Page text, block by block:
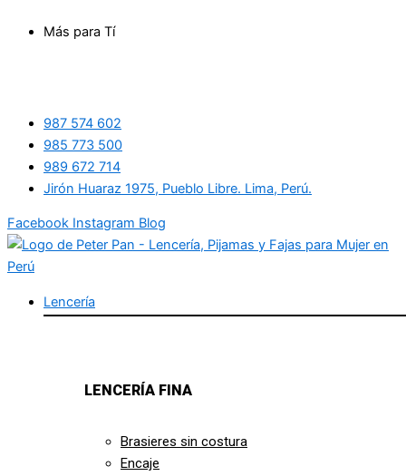
Más para Tí
987 574 602
985 773 500
989 672 714
Jirón Huaraz 1975, Pueblo Libre. Lima, Perú.
Facebook Instagram Blog
Lencería
LENCERÍA FINA
Brasieres sin costura
Encaje